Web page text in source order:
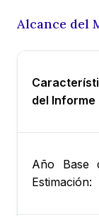
Alcance del
del Informe
Año Base
Estimación: